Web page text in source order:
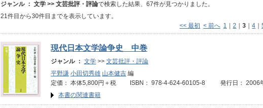
ジャンル ： 文学 >> 文芸批評・評論で検索した結果、67件が見つかりました。
21件目から30件目までを表示しています。
<< 最初 < 前へ 1 2 3 4
現代日本文学論争史 中巻
ジャンル ： 文学 >> 文芸批評・評論
平野謙 小田切秀雄 山本健吉 編
定価： 本体5,800円＋税 ISBN： 978-4-624-60105-8 発行日： 2006
本書の関連書籍